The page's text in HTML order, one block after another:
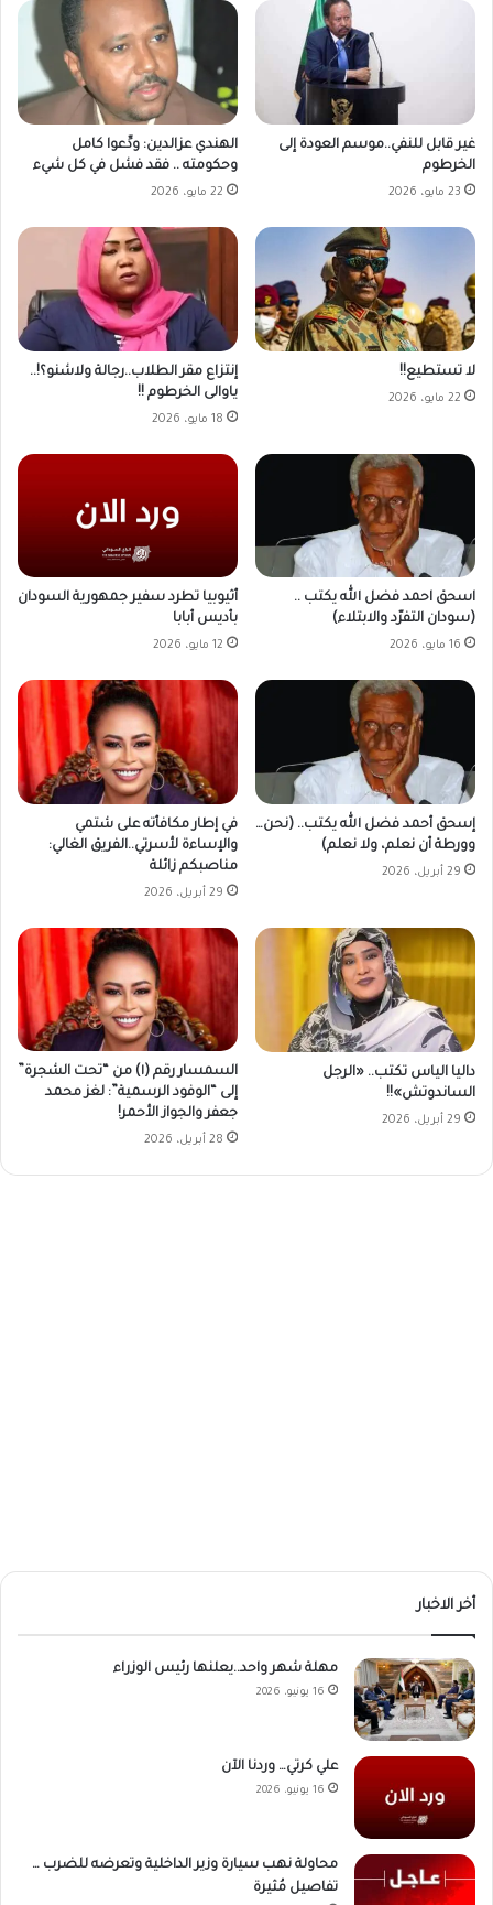
غير قابل للنفي..موسم العودة إلى
الخرطوم
23 مايو، 2026
الهندي عزالدين: ودِّعوا كامل
وحكومته .. فقد فشل في كل شيء
22 مايو، 2026
لا تستطيع!!
22 مايو، 2026
إنتزاع مقر الطلاب..رجالة ولاشنو؟!..
ياوالى الخرطوم !!
18 مايو، 2026
اسحق احمد فضل الله يكتب ..
(سودان التفرّد والابتلاء)
16 مايو، 2026
أثيوبيا تطرد سفير جمهورية السودان
بأديس أبابا
12 مايو، 2026
إسحق أحمد فضل الله يكتب.. (نحن…
وورطة أن نعلم، ولا نعلم)
29 أبريل، 2026
في إطار مكافأته على شتمي
والإساءة لأسرتي..الفريق الغالي:
مناصبكم زائلة
29 أبريل، 2026
داليا الياس تكتب.. «الرجل
الساندوتش»!!
29 أبريل، 2026
السمسار رقم (١) من “تحت الشجرة”
إلى “الوفود الرسمية”: لغز محمد
جعفر والجواز الأحمر!
28 أبريل، 2026
أخر الاخبار
مهلة شهر واحد..يعلنها رئيس الوزراء
16 يونيو، 2026
علي كرتي… وردنا الآن
16 يونيو، 2026
محاولة نهب سيارة وزير الداخلية وتعرضه للضرب …
تفاصيل مُثيرة